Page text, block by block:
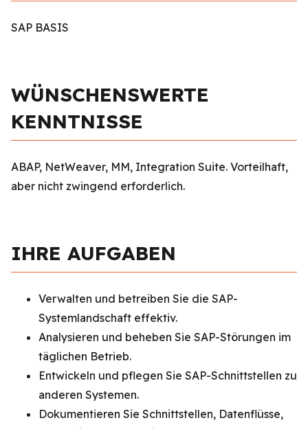
SAP BASIS
WÜNSCHENSWERTE
KENNTNISSE
ABAP, NetWeaver, MM, Integration Suite. Vorteilhaft,
aber nicht zwingend erforderlich.
IHRE AUFGABEN
Verwalten und betreiben Sie die SAP-
Systemlandschaft effektiv.
Analysieren und beheben Sie SAP-Störungen im
täglichen Betrieb.
Entwickeln und pflegen Sie SAP-Schnittstellen zu
anderen Systemen.
Dokumentieren Sie Schnittstellen, Datenflüsse,